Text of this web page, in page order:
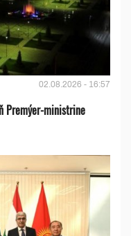
02.08.2026 - 16:57
Premýer-ministrine